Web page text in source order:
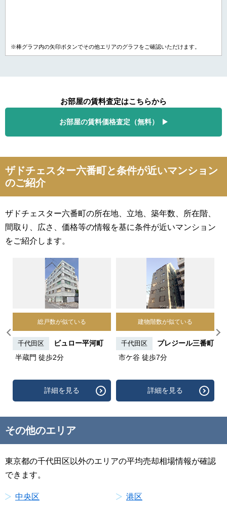
※棒グラフ内の矢印ボタンでその他エリアのグラフをご確認いただけます。
お部屋の賃料査定はこちらから
お部屋の賃料価格査定（無料）
ザドチェスター六番町と条件が近いマンション
のご紹介
ザドチェスター六番町の所在地、立地、築年数、所在階、
間取り、広さ、価格等の情報を基に条件が近いマンション
をご紹介します。
総戸数が似ている
千代田区
ビュロー平河町
半蔵門 徒歩2分
詳細を見る
建物階数が似ている
千代田区
プレジール三番町
市ケ谷 徒歩7分
詳細を見る
その他のエリア
東京都の千代田区以外のエリアの平均売却相場情報が確認
できます。
中央区 港区